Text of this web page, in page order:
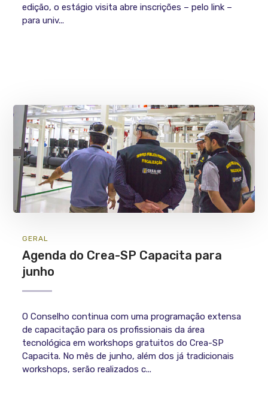
edição, o estágio visita abre inscrições – pelo link –
para univ...
GERAL
Agenda do Crea-SP Capacita para
junho
O Conselho continua com uma programação extensa
de capacitação para os profissionais da área
tecnológica em workshops gratuitos do Crea-SP
Capacita. No mês de junho, além dos já tradicionais
workshops, serão realizados c...